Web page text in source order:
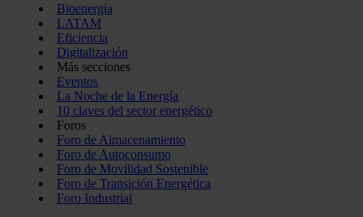
Bioenergía
LATAM
Eficiencia
Digitalización
Más secciones
Eventos
La Noche de la Energía
10 claves del sector energético
Foros
Foro de Almacenamiento
Foro de Autoconsumo
Foro de Movilidad Sostenible
Foro de Transición Energética
Foro Industrial